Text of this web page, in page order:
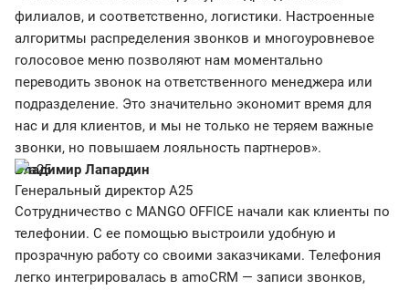
филиалов, и соответственно, логистики. Настроенные
алгоритмы распределения звонков и многоуровневое
голосовое меню позволяют нам моментально
переводить звонок на ответственного менеджера или
подразделение. Это значительно экономит время для
нас и для клиентов, и мы не только не теряем важные
звонки, но повышаем лояльность партнеров».
Владимир Лапардин
Генеральный директор А25
Сотрудничество с MANGO OFFICE начали как клиенты по
телефонии. С ее помощью выстроили удобную и
прозрачную работу со своими заказчиками. Телефония
легко интегрировалась в amoCRM — записи звонков,